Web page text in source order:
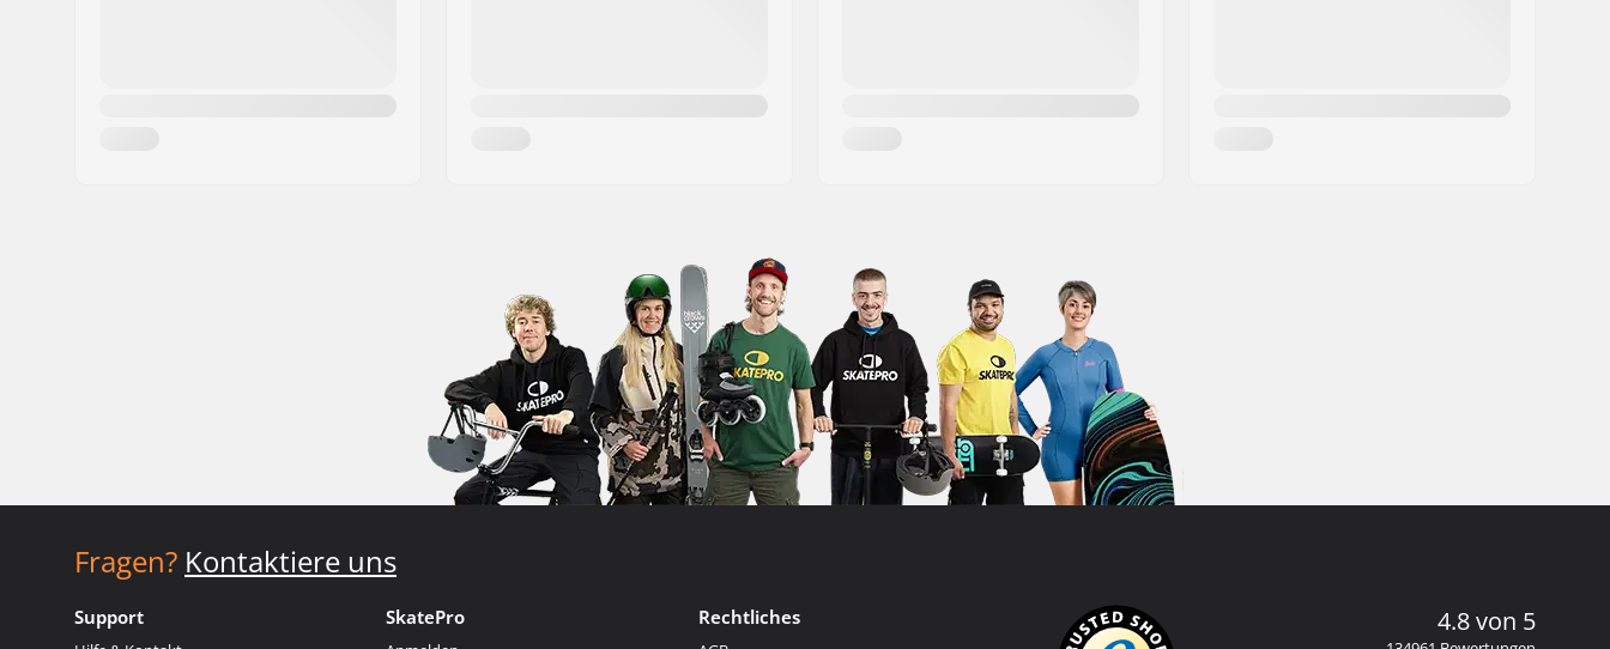
Fragen? Kontaktiere uns
Support SkatePro Rechtliches 4.8 von 5